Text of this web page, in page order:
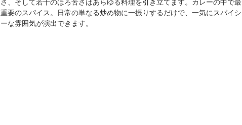
さ、そして若干のほろ苦さはあらゆる料理を引き立てます。カレーの中で最
重要のスパイス。日常の単なる炒め物に一振りするだけで、一気にスパイシ
ーな雰囲気が演出できます。